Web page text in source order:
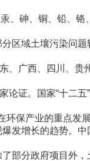
砷、铜、铅、铬
域土壤污染问
广西、四川、贵
证。国家“十二
保产业的重点发展
增长的趋势。
分政府项目外